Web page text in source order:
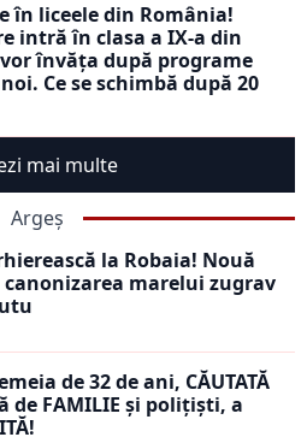
în liceele din România!
intră în clasa a IX-a din
învăța după programe
Ce se schimbă după 20
mai multe
Argeș
la Robaia! Nouă
canonizarea marelui zugrav
de 32 de ani, CĂUTATĂ
de FAMILIE și polițiști, a